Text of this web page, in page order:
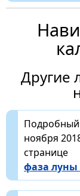
Другие
ноября
странице
фаза луны